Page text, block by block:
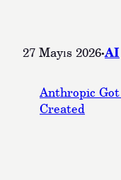
27 Mayıs 2026·AI
Anthropic
Created